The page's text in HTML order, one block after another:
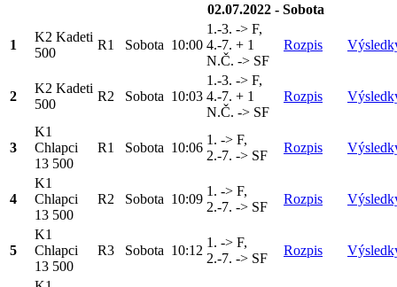
02.07.2022 - Sobota
1
K2 Kadeti
500
R1 Sobota 10:00
1.-3. -> F,
4.-7. + 1
N.Č. -> SF
Rozpis
2
K2 Kadeti
500
R2 Sobota 10:03
1.-3. -> F,
4.-7. + 1
N.Č. -> SF
Rozpis
3
K1
Chlapci
13 500
R1 Sobota 10:06
1. -> F,
2.-7. -> SF
Rozpis
4
K1
Chlapci
13 500
R2 Sobota 10:09
1. -> F,
2.-7. -> SF
Rozpis
5
K1
Chlapci
13 500
R3 Sobota 10:12
1. -> F,
2.-7. -> SF
Rozpis